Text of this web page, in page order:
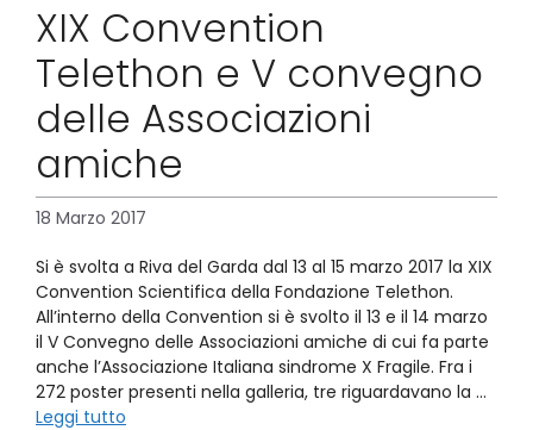
XIX Convention
Telethon e V convegno
delle Associazioni
amiche
18 Marzo 2017
Si è svolta a Riva del Garda dal 13 al 15 marzo 2017 la XIX
Convention Scientifica della Fondazione Telethon.
All’interno della Convention si è svolto il 13 e il 14 marzo
il V Convegno delle Associazioni amiche di cui fa parte
anche l’Associazione Italiana sindrome X Fragile. Fra i
272 poster presenti nella galleria, tre riguardavano la …
Leggi tutto